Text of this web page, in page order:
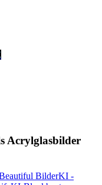
Acrylglasbilder
BilderKI -